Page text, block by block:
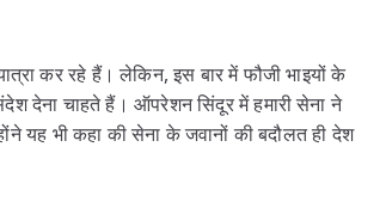
कर रहे हैं। लेकिन, इस बार में फौजी भाइयों के
देना चाहते हैं। ऑपरेशन सिंदूर में हमारी सेना ने
यह भी कहा की सेना के जवानों की बदौलत ही देश